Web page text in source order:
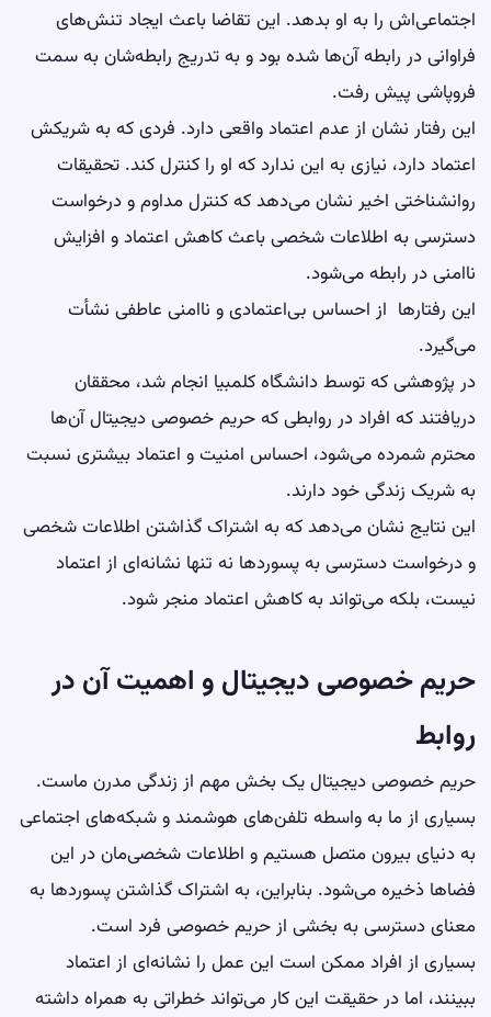
اجتماعی‌اش را به او بدهد. این تقاضا باعث ایجاد تنش‌های
فراوانی در رابطه آن‌ها شده بود و به تدریج رابطه‌شان به سمت
فروپاشی پیش رفت.
این رفتار نشان از عدم اعتماد واقعی دارد. فردی که به شریکش
اعتماد دارد، نیازی به این ندارد که او را کنترل کند. تحقیقات
روانشناختی اخیر نشان می‌دهد که کنترل مداوم و درخواست
دسترسی به اطلاعات شخصی باعث کاهش اعتماد و افزایش
ناامنی در رابطه می‌شود.
این رفتارها از احساس بی‌اعتمادی و ناامنی عاطفی نشأت
می‌گیرد.
در پژوهشی که توسط دانشگاه کلمبیا انجام شد، محققان
دریافتند که افراد در روابطی که حریم خصوصی دیجیتال آن‌ها
محترم شمرده می‌شود، احساس امنیت و اعتماد بیشتری نسبت
به شریک زندگی خود دارند.
این نتایج نشان می‌دهد که به اشتراک گذاشتن اطلاعات شخصی
و درخواست دسترسی به پسوردها نه تنها نشانه‌ای از اعتماد
نیست، بلکه می‌تواند به کاهش اعتماد منجر شود.
حریم خصوصی دیجیتال و اهمیت آن در
روابط
حریم خصوصی دیجیتال یک بخش مهم از زندگی مدرن ماست.
بسیاری از ما به واسطه تلفن‌های هوشمند و شبکه‌های اجتماعی
به دنیای بیرون متصل هستیم و اطلاعات شخصی‌مان در این
فضاها ذخیره می‌شود. بنابراین، به اشتراک گذاشتن پسوردها به
معنای دسترسی به بخشی از حریم خصوصی فرد است.
بسیاری از افراد ممکن است این عمل را نشانه‌ای از اعتماد
ببینند، اما در حقیقت این کار می‌تواند خطراتی به همراه داشته